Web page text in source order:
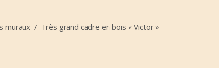
muraux / Très grand cadre en bois « Victor »